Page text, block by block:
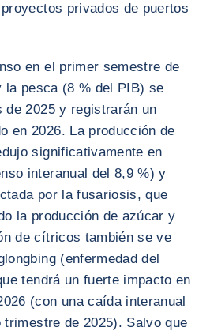
privados de puertos
en el primer semestre de
la pesca (8 % del PIB) se
de 2025 y registrarán un
en 2026. La producción de
significativamente en
interanual del 8,9 %) y
por la fusariosis, que
la producción de azúcar y
de cítricos también se ve
(enfermedad del
tendrá un fuerte impacto en
(con una caída interanual
de 2025). Salvo que